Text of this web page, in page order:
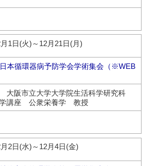
1日(火)～12月21日(月)
本循環器病予防学会学術集会（※WEB
阪市立大学大学院生活科学研究科
学講座 公衆栄養学 教授
2日(水)～12月4日(金)